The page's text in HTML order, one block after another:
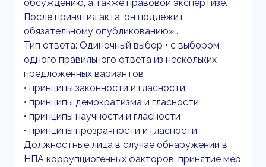
обсуждению, а также правовой экспертизе.
После принятия акта, он подлежит
обязательному опубликованию»…
Тип ответа: Одиночный выбор • с выбором
одного правильного ответа из нескольких
предложенных вариантов
• принципы законности и гласности
• принципы демократизма и гласности
• принципы научности и гласности
• принципы прозрачности и гласности
Должностные лица в случае обнаружении в
НПА коррупциогенных факторов, принятие мер